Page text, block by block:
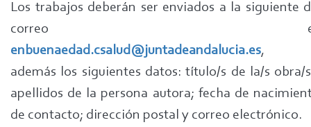
Los trabajos deberán ser enviados a la siguiente
correo
enbuenaedad.csalud@juntadeandalucia.es,
además los siguientes datos: título/s de la/s obra/
apellidos de la persona autora; fecha de
de contacto; dirección postal y correo electrónico.